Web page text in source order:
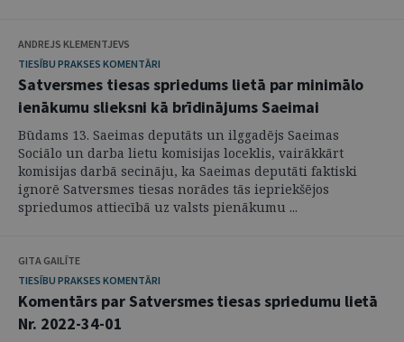
ANDREJS KLEMENTJEVS
TIESĪBU PRAKSES KOMENTĀRI
Satversmes tiesas spriedums lietā par minimālo
ienākumu slieksni kā brīdinājums Saeimai
Būdams 13. Saeimas deputāts un ilggadējs Saeimas
Sociālo un darba lietu komisijas loceklis, vairākkārt
komisijas darbā secināju, ka Saeimas deputāti faktiski
ignorē Satversmes tiesas norādes tās iepriekšējos
spriedumos attiecībā uz valsts pienākumu ...
GITA GAILĪTE
TIESĪBU PRAKSES KOMENTĀRI
Komentārs par Satversmes tiesas spriedumu lietā
Nr. 2022-34-01